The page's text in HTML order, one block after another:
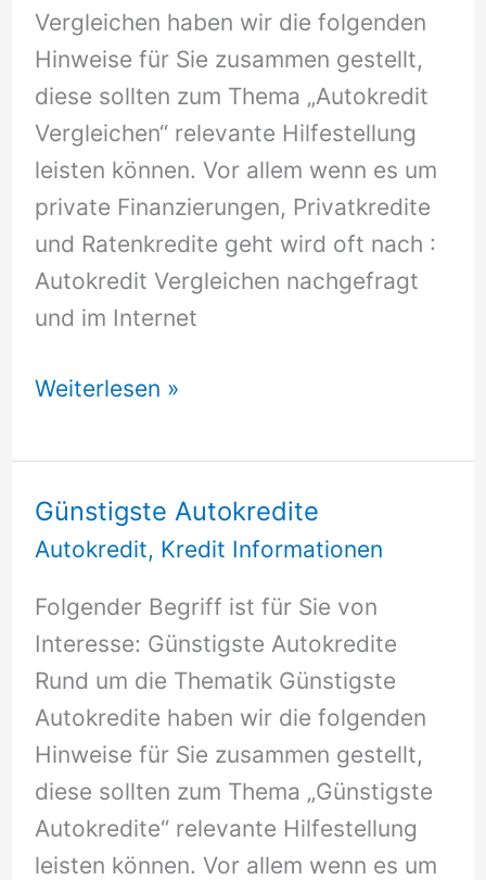
Vergleichen haben wir die folgenden
Hinweise für Sie zusammen gestellt,
diese sollten zum Thema „Autokredit
Vergleichen“ relevante Hilfestellung
leisten können. Vor allem wenn es um
private Finanzierungen, Privatkredite
und Ratenkredite geht wird oft nach :
Autokredit Vergleichen nachgefragt
und im Internet
Autokredit
Weiterlesen »
Günstigste Autokredite
Autokredit, Kredit Informationen
Folgender Begriff ist für Sie von
Interesse: Günstigste Autokredite
Rund um die Thematik Günstigste
Autokredite haben wir die folgenden
Hinweise für Sie zusammen gestellt,
diese sollten zum Thema „Günstigste
Autokredite“ relevante Hilfestellung
leisten können. Vor allem wenn es um